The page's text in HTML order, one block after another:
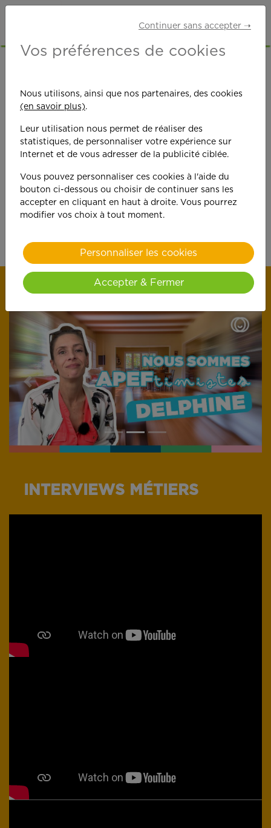
NOS APEFTIMISTES
Découvrez les témoignages, le quotidien, les anecdotes
Définition APEFTIMISTES : Tous collaborateurs
Previous Next
INTERVIEWS MÉTIERS
Continuer sans accepter ➝
Vos préférences de cookies
Nous utilisons, ainsi que nos partenaires, des cookies
(en savoir plus).
Leur utilisation nous permet de réaliser des
statistiques, de personnaliser votre expérience sur
Internet et de vous adresser de la publicité ciblée.
Vous pouvez personnaliser ces cookies à l'aide du
bouton ci-dessous ou choisir de continuer sans les
accepter en cliquant en haut à droite. Vous pourrez
modifier vos choix à tout moment.
Personnaliser les cookies
Accepter & Fermer